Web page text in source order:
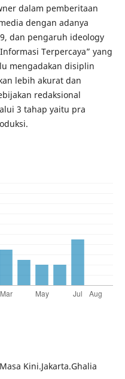
dalam pemberitaan
dengan adanya
dan pengaruh ideology
Terpercaya” yang
mengadakan disiplin
lebih akurat dan
redaksional
3 tahap yaitu pra
Kini.Jakarta.Ghalia